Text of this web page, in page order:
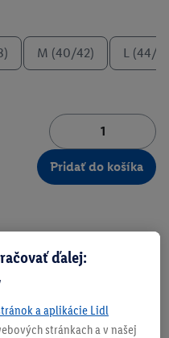
M (40/42) L (44/
Pridať do košíka
ďalej:
a aplikácie Lidl
stránkach a v našej